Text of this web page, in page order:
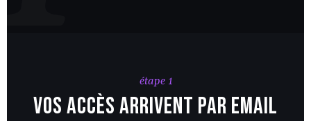
étape 1
Vos accès arrivent par email